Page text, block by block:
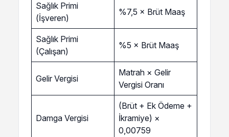
Sağlık Primi
(İşveren)
%7,5 × Brüt Maaş
Sağlık Primi
(Çalışan)
%5 × Brüt Maaş
Gelir Vergisi
Matrah × Gelir
Vergisi Oranı
Damga Vergisi
(Brüt + Ek Ödeme +
İkramiye) ×
0,00759